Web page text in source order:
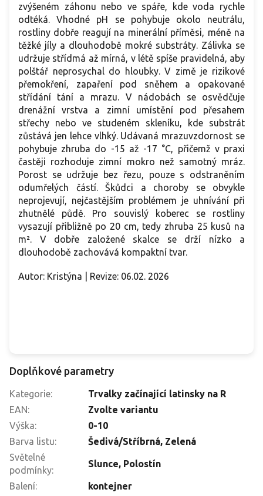
zvýšeném záhonu nebo ve spáře, kde voda rychle
odtéká. Vhodné pH se pohybuje okolo neutrálu,
rostliny dobře reagují na minerální příměsi, méně na
těžké jíly a dlouhodobě mokré substráty. Zálivka se
udržuje střídmá až mírná, v létě spíše pravidelná, aby
polštář neprosychal do hloubky. V zimě je rizikové
přemokření, zapaření pod sněhem a opakované
střídání tání a mrazu. V nádobách se osvědčuje
drenážní vrstva a zimní umístění pod přesahem
střechy nebo ve studeném skleníku, kde substrát
zůstává jen lehce vlhký. Udávaná mrazuvzdornost se
pohybuje zhruba do -15 až -17 °C, přičemž v praxi
častěji rozhoduje zimní mokro než samotný mráz.
Porost se udržuje bez řezu, pouze s odstraněním
odumřelých částí. Škůdci a choroby se obvykle
neprojevují, nejčastějším problémem je uhnívání při
zhutnělé půdě. Pro souvislý koberec se rostliny
vysazují přibližně po 20 cm, tedy zhruba 25 kusů na
m². V dobře založené skalce se drží nízko a
dlouhodobě zachovává kompaktní tvar.
Autor: Kristýna | Revize: 06.02. 2026
Doplňkové parametry
Kategorie:
Trvalky začínající latinsky na R
EAN:
Zvolte variantu
Výška:
0-10
Barva listu:
Šedivá/Stříbrná, Zelená
Světelné
podmínky:
Slunce, Polostín
Balení: kontejner